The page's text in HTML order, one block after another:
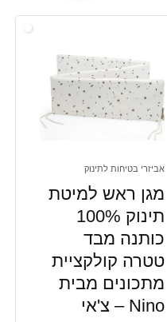
אביזרי בטיחות לתינוק
מגן ראש למיטת
תינוק 100%
כותנה מבד
טטרה קולקציית
מתכונים מבית
Nino – צ'אי